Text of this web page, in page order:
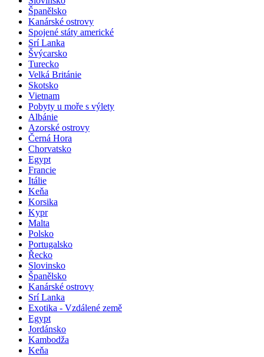
Španělsko
Kanárské ostrovy
Spojené státy americké
Srí Lanka
Švýcarsko
Turecko
Velká Británie
Skotsko
Vietnam
Pobyty u moře s výlety
Albánie
Azorské ostrovy
Černá Hora
Chorvatsko
Egypt
Francie
Itálie
Keňa
Korsika
Kypr
Malta
Polsko
Portugalsko
Řecko
Slovinsko
Španělsko
Kanárské ostrovy
Srí Lanka
Exotika - Vzdálené země
Egypt
Jordánsko
Kambodža
Keňa